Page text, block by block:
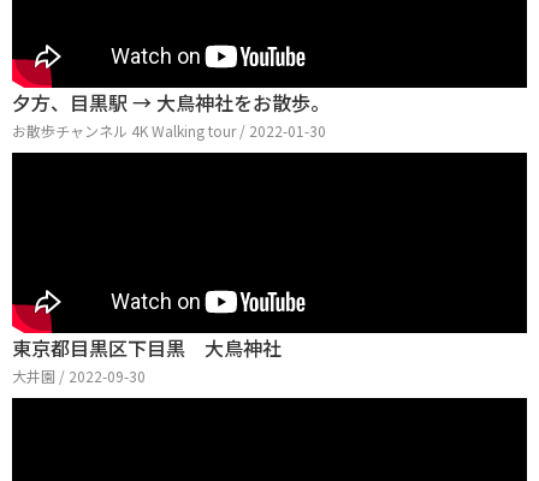
夕方、目黒駅 → 大鳥神社をお散歩。
お散歩チャンネル 4K Walking tour / 2022-01-30
東京都目黒区下目黒 大鳥神社
大井園 / 2022-09-30